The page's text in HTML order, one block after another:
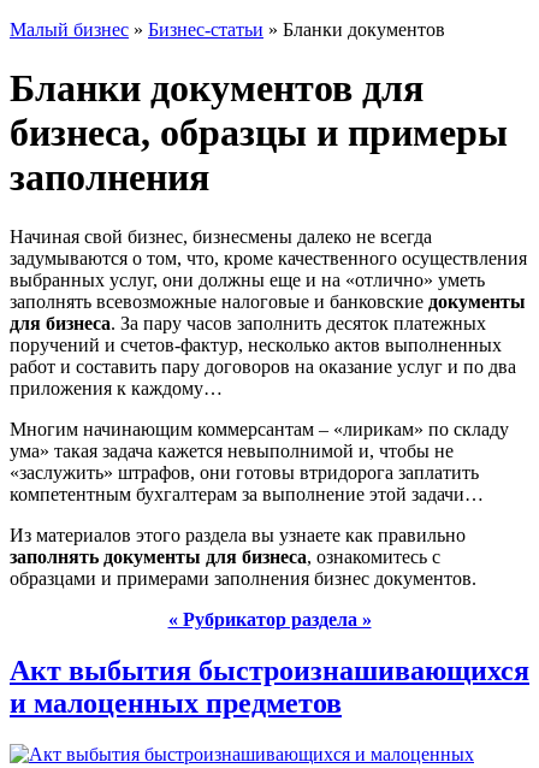
Малый бизнес » Бизнес-статьи » Бланки документов
Бланки документов для
бизнеса, образцы и примеры
заполнения
Начиная свой бизнес, бизнесмены далеко не всегда
задумываются о том, что, кроме качественного осуществления
выбранных услуг, они должны еще и на «отлично» уметь
заполнять всевозможные налоговые и банковские документы
для бизнеса. За пару часов заполнить десяток платежных
поручений и счетов-фактур, несколько актов выполненных
работ и составить пару договоров на оказание услуг и по два
приложения к каждому…
Многим начинающим коммерсантам – «лирикам» по складу
ума» такая задача кажется невыполнимой и, чтобы не
«заслужить» штрафов, они готовы втридорога заплатить
компетентным бухгалтерам за выполнение этой задачи…
Из материалов этого раздела вы узнаете как правильно
заполнять документы для бизнеса, ознакомитесь с
образцами и примерами заполнения бизнес документов.
« Рубрикатор раздела »
Акт выбытия быстроизнашивающихся
и малоценных предметов